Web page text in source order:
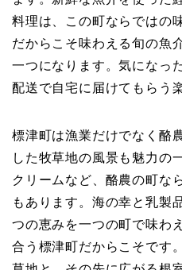
料理は、この町ならではの
だからこそ味わえる旬の魚
一つになります。気になっ
配送で自宅に届けてもらう
標津町は漁業だけでなく酪
した牧草地の風景も魅力の
クリームなど、酪農の町な
もあります。海の幸と乳製
つの恵みを一つの町で味わ
合う標津町だからこそです